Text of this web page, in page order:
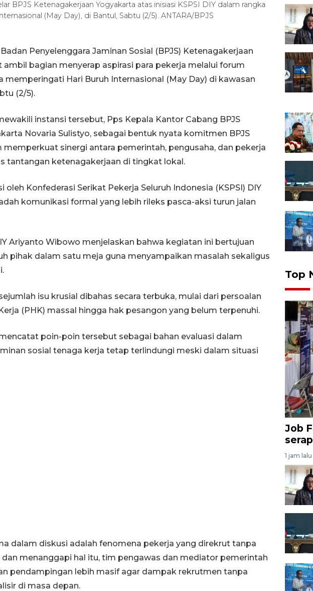
BPJS Ketenagakerjaan Yogyakarta atas inisiasi KSPSI DIY dalam rangka
(May Day), di Bantul, Sabtu (2/5). ANTARA/BPJS
Penyelenggara Jaminan Sosial (BPJS) Ketenagakerjaan
ambil bagian menyerap aspirasi para pekerja melalui forum
memperingati Hari Buruh Internasional (May Day) di kawasan
(2/5).
instansi tersebut, Pps Kepala Kantor Cabang BPJS
Novaria Sulistyo, sebagai bentuk nyata komitmen BPJS
memperkuat sinergi antara pemerintah, pengusaha, dan pekerja
tantangan ketenagakerjaan di tingkat lokal.
oleh Konfederasi Serikat Pekerja Seluruh Indonesia (KSPSI) DIY
komunikasi formal yang lebih rileks pasca-aksi turun jalan
Ariyanto Wibowo menjelaskan bahwa kegiatan ini bertujuan
pihak dalam satu meja guna menyampaikan masalah sekaligus
isu krusial dibahas secara terbuka, mulai dari persoalan
(PHK) massal hingga hak pesangon yang belum terpenuhi.
poin-poin tersebut sebagai bahan evaluasi dalam
sosial tenaga kerja tetap terlindungi meski dalam situasi
dalam diskusi adalah fenomena pekerja yang direkrut tanpa
menanggapi hal itu, tim pengawas dan mediator pemerintah
pendampingan lebih masif agar dampak rekrutmen tanpa
di masa depan.
Top
Job
1 jam lalu